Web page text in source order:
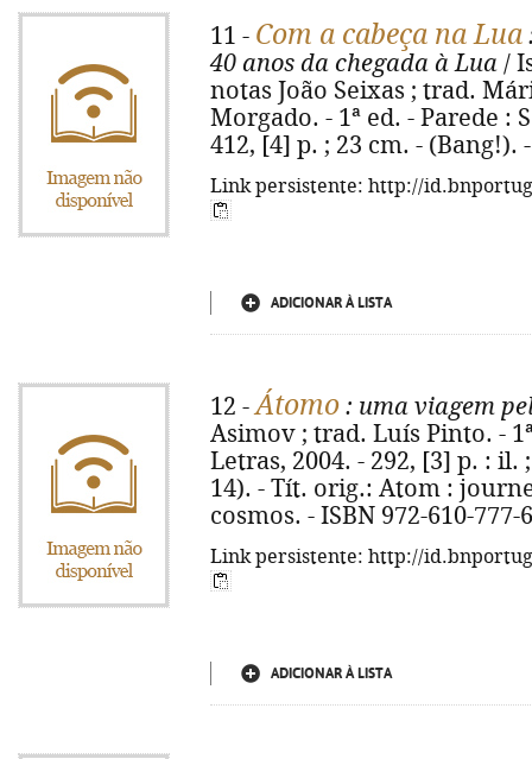
11 - Com a cabeça na Lua
40 anos da chegada à Lua /
notas João Seixas ; trad.
Morgado. - 1ª ed. - Parede :
412, [4] p. ; 23 cm. - (Bang!).
Link persistente: http://
ADICIONAR À LISTA
12 -Átomo : uma viagem
Asimov ; trad. Luís Pinto. -
Letras, 2004. - 292, [3] p. : il.
14). - Tít. orig.: Atom :
cosmos. - ISBN 972-610-777-6
Link persistente: http://
ADICIONAR À LISTA